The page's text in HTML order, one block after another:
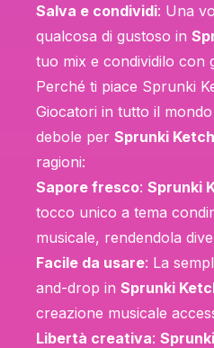
Salva e condividi: Una
qualcosa di gustoso in
tuo mix e condividilo con
Perché ti piace Sprunki
Giocatori in tutto il
debole per Sprunki
ragioni:
Sapore fresco: Sprunki
tocco unico a tema
musicale, rendendola
Facile da usare: La
and-drop in Sprunki
creazione musicale
Libertà creativa: